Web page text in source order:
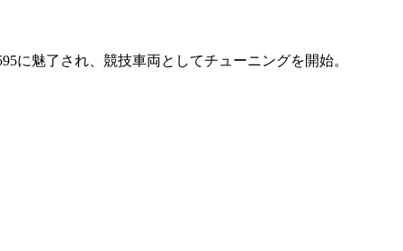
に魅了され、競技車両としてチューニングを開始。